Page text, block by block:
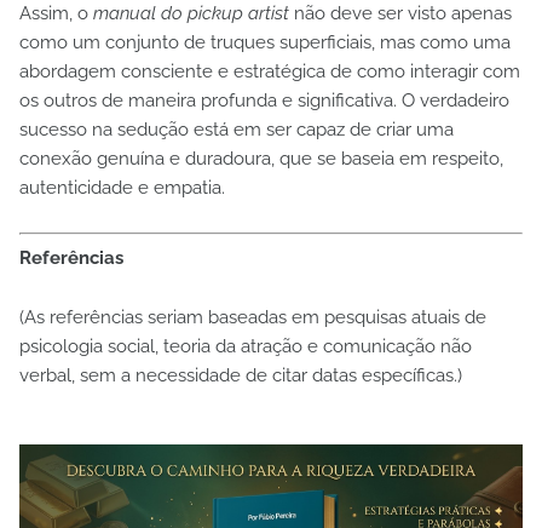
Assim, o manual do pickup artist não deve ser visto apenas
como um conjunto de truques superficiais, mas como uma
abordagem consciente e estratégica de como interagir com
os outros de maneira profunda e significativa. O verdadeiro
sucesso na sedução está em ser capaz de criar uma
conexão genuína e duradoura, que se baseia em respeito,
autenticidade e empatia.
Referências
(As referências seriam baseadas em pesquisas atuais de
psicologia social, teoria da atração e comunicação não
verbal, sem a necessidade de citar datas específicas.)